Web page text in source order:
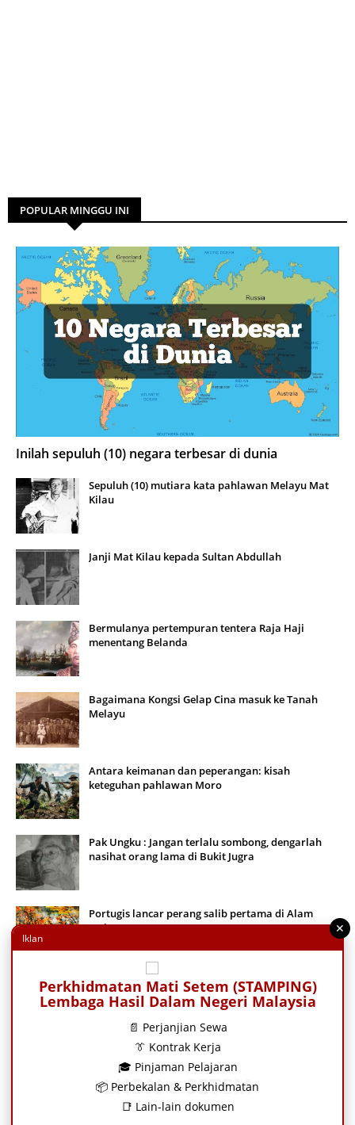
POPULAR MINGGU INI
Inilah sepuluh (10) negara terbesar di dunia
Sepuluh (10) mutiara kata pahlawan Melayu Mat
Kilau
Janji Mat Kilau kepada Sultan Abdullah
Bermulanya pertempuran tentera Raja Haji
menentang Belanda
Bagaimana Kongsi Gelap Cina masuk ke Tanah
Melayu
Antara keimanan dan peperangan: kisah
keteguhan pahlawan Moro
Pak Ungku : Jangan terlalu sombong, dengarlah
nasihat orang lama di Bukit Jugra
Portugis lancar perang salib pertama di Alam
Melayu
Perjalanan terakhir Heng Chuan
Cakera Sabu: Misteri artifak Mesir purba yang
masih membingungkan saintis selepas lebih 5,000
tahun
✕
Iklan
LHDN e-SETEM
Perkhidmatan Mati Setem (STAMPING)
Lembaga Hasil Dalam Negeri Malaysia
📄 Perjanjian Sewa
👔 Kontrak Kerja
🎓 Pinjaman Pelajaran
📦 Perbekalan & Perkhidmatan
📑 Lain-lain dokumen